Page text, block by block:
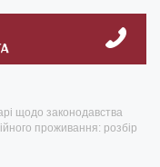
щодо законодавства
проживання: розбір